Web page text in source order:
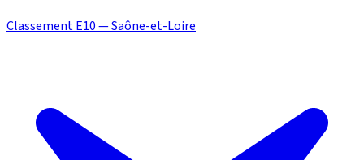
Classement E10 — Saône-et-Loire